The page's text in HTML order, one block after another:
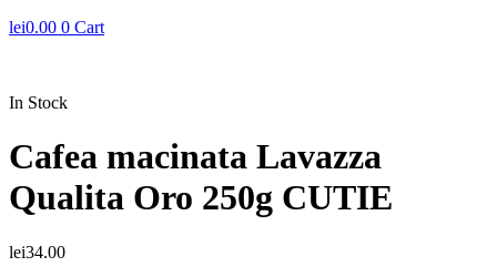
lei0.00 0 Cart
In Stock
Cafea macinata Lavazza
Qualita Oro 250g CUTIE
lei34.00